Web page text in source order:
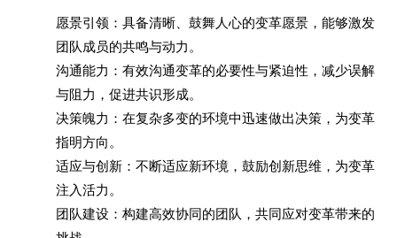
愿景引领：具备清晰、鼓舞人心的变革愿景，能够激发
团队成员的共鸣与动力。
沟通能力：有效沟通变革的必要性与紧迫性，减少误解
与阻力，促进共识形成。
决策魄力：在复杂多变的环境中迅速做出决策，为变革
指明方向。
适应与创新：不断适应新环境，鼓励创新思维，为变革
注入活力。
团队建设：构建高效协同的团队，共同应对变革带来的